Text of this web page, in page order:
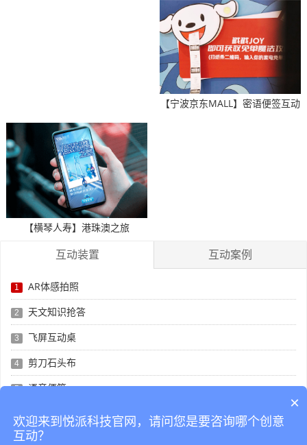
【宁波京东MALL】密语便签互动
【横琴人寿】港珠澳之旅
互动装置 互动案例
1 AR体感拍照
2 天文知识抢答
3 飞屏互动桌
4 剪刀石头布
5 语音便签
6 太空探险
7 h5拍照互动
×
欢迎来到悦派科技官网，请问您是要咨询哪个创意
互动？